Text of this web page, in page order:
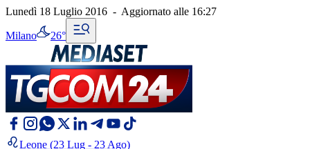
Lunedì 18 Luglio 2016 - Aggiornato alle 16:27
Milano 26°
Leone (23 Lug - 23 Ago)